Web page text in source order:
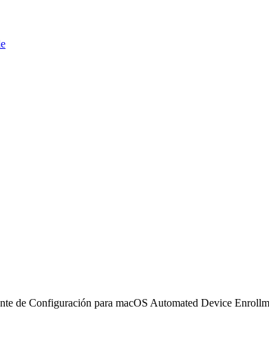
de Configuración para macOS Automated Device